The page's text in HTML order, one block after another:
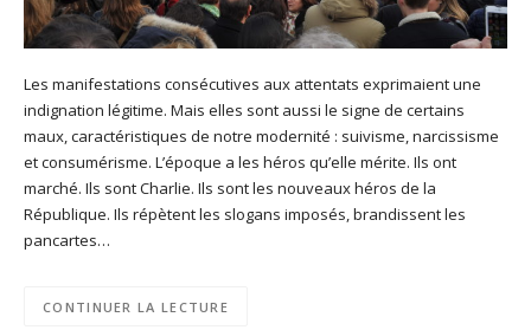
Les manifestations consécutives aux attentats exprimaient une
indignation légitime. Mais elles sont aussi le signe de certains
maux, caractéristiques de notre modernité : suivisme, narcissisme
et consumérisme. L’époque a les héros qu’elle mérite. Ils ont
marché. Ils sont Charlie. Ils sont les nouveaux héros de la
République. Ils répètent les slogans imposés, brandissent les
pancartes…
CONTINUER LA LECTURE